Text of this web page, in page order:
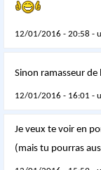
12/01/2016 - 20:58 -
Sinon ramasseur
12/01/2016 - 16:01 -
Je veux te voir en
(mais tu pourras